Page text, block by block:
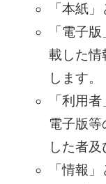
「本紙
「電子
載した情
します。
「利用
電子版
した者及
「情報